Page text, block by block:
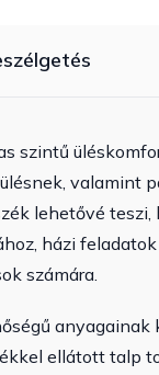
szintű
valamint
lehetővé
házi
számára.
ellátott talp